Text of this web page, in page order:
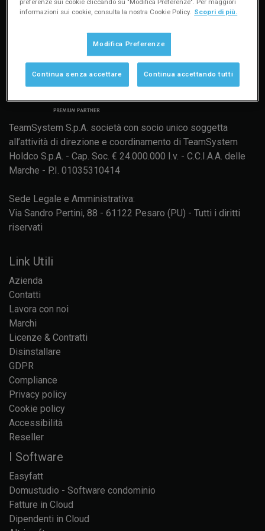
TeamSystem S.p.A. società con socio unico soggetta
all’attività di direzione e coordinamento di TeamSystem
Holdco S.p.A. - Cap. Soc. € 24.000.000 I.v. - C.C.I.A.A. delle
Marche - P.I. 01035310414
Sede Legale e Amministrativa:
Via Sandro Pertini, 88 - 61122 Pesaro (PU) - Tutti i diritti
riservati
Link Utili
Azienda
Contatti
Lavora con noi
Marchi
Licenze & Contratti
Disinstallare
GDPR
Compliance
Privacy policy
Cookie policy
Accessibilità
Reseller
I Software
Easyfatt
Domustudio - Software condominio
Fatture in Cloud
Dipendenti in Cloud
preferenze sui cookie cliccando su "Modifica Preferenze". Per maggiori
informazioni sui cookie, consulta la nostra Cookie Policy. Scopri di più.
Modifica Preferenze
Continua senza accettare Continua accettando tutti